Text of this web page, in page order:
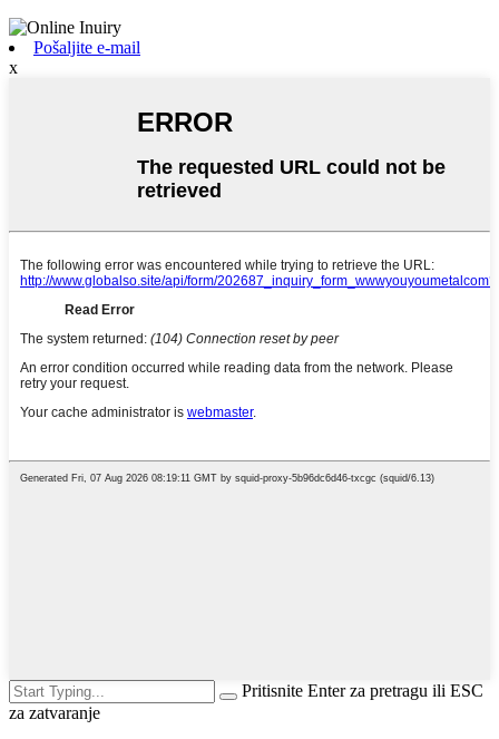
Pošaljite e-mail
x
Pritisnite Enter za pretragu ili ESC
za zatvaranje